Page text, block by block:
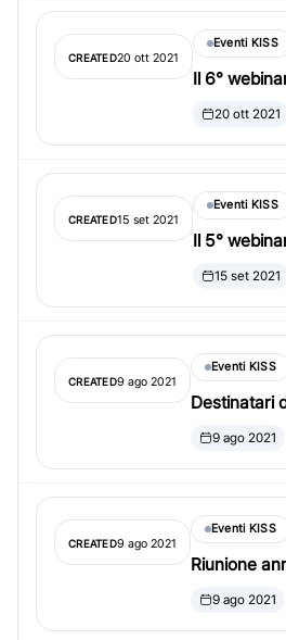
CREATED20 ott 2021
Eventi KISS
Il 6°
20 ott 2021
CREATED15 set 2021
Eventi KISS
Il 5°
15 set 2021
CREATED9 ago 2021
Eventi KISS
Destinatari
9 ago 2021
CREATED9 ago 2021
Eventi KISS
Riunione
9 ago 2021